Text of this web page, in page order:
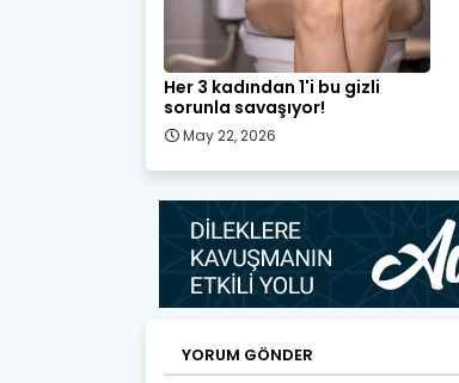
Her 3 kadından 1'i bu gizli
sorunla savaşıyor!
May 22, 2026
YORUM GÖNDER